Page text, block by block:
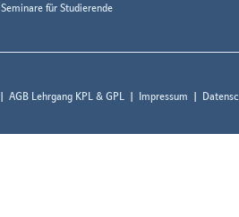
Seminare für Studierende
AGB Lehrgang KPL & GPL Impressum